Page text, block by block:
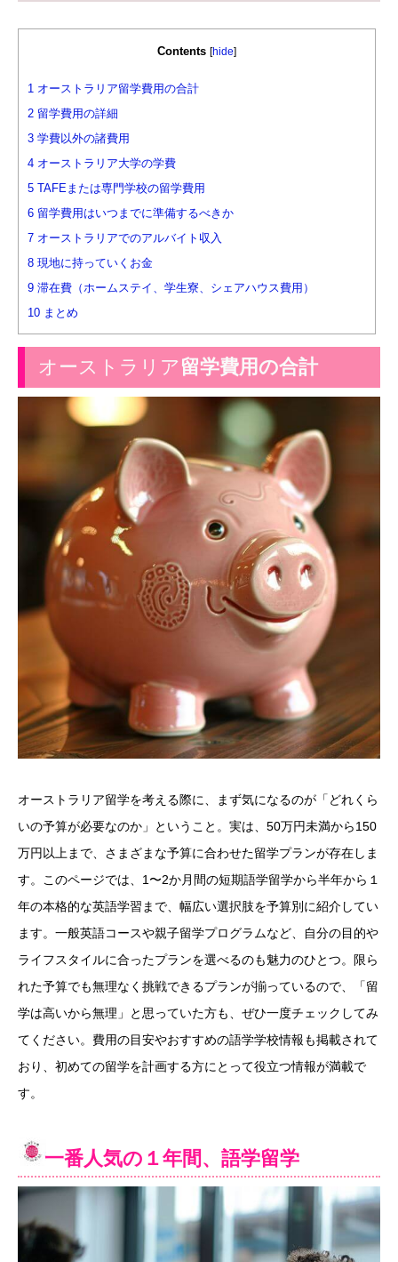
Contents [hide]
1 オーストラリア留学費用の合計
2 留学費用の詳細
3 学費以外の諸費用
4 オーストラリア大学の学費
5 TAFEまたは専門学校の留学費用
6 留学費用はいつまでに準備するべきか
7 オーストラリアでのアルバイト収入
8 現地に持っていくお金
9 滞在費（ホームステイ、学生寮、シェアハウス費用）
10 まとめ
オーストラリア留学費用の合計
オーストラリア留学を考える際に、まず気になるのが「どれくら
いの予算が必要なのか」ということ。実は、50万円未満から150
万円以上まで、さまざまな予算に合わせた留学プランが存在しま
す。このページでは、1〜2か月間の短期語学留学から半年から１
年の本格的な英語学習まで、幅広い選択肢を予算別に紹介してい
ます。一般英語コースや親子留学プログラムなど、自分の目的や
ライフスタイルに合ったプランを選べるのも魅力のひとつ。限ら
れた予算でも無理なく挑戦できるプランが揃っているので、「留
学は高いから無理」と思っていた方も、ぜひ一度チェックしてみ
てください。費用の目安やおすすめの語学学校情報も掲載されて
おり、初めての留学を計画する方にとって役立つ情報が満載で
す。
一番人気の１年間、語学留学